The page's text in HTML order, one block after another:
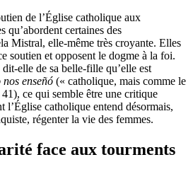
de l’Église catholique aux
qu’abordent certaines des
Mistral, elle-même très croyante. Elles
soutien et opposent le dogme à la foi.
elle de sa belle-fille qu’elle est
enseñó (« catholique, mais comme le
ce qui semble être une critique
l’Église catholique entend désormais,
régenter la vie des femmes.
face aux tourments